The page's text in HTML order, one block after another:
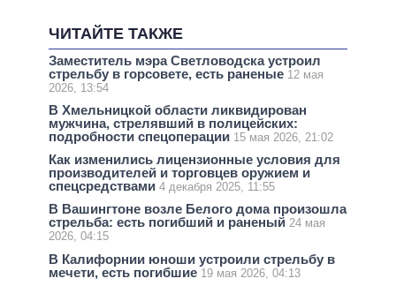
ЧИТАЙТЕ ТАКЖЕ
Заместитель мэра Светловодска устроил
стрельбу в горсовете, есть раненые 12 мая
2026, 13:54
В Хмельницкой области ликвидирован
мужчина, стрелявший в полицейских:
подробности спецоперации 15 мая 2026, 21:02
Как изменились лицензионные условия для
производителей и торговцев оружием и
спецсредствами 4 декабря 2025, 11:55
В Вашингтоне возле Белого дома произошла
стрельба: есть погибший и раненый 24 мая
2026, 04:15
В Калифорнии юноши устроили стрельбу в
мечети, есть погибшие 19 мая 2026, 04:13